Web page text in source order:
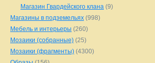
Магазин Гвардейского клана (9)
Магазины в подземельях (998)
Мебель и интерьеры (260)
Мозаики (собранные) (25)
Мозаики (фрагменты) (4300)